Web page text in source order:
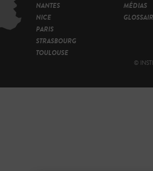
NANTES
NICE
PARIS
STRASBOURG
TOULOUSE
MÉDIAS
©